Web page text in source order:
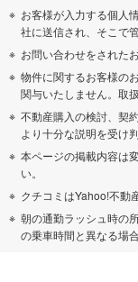
お客様が入力する個人
社に送信され、そこで
お問い合わせをされた
物件に関するお客様の
関与いたしません。取
不動産購入の検討、契
より十分な説明を受け
本ページの掲載内容は
い。
クチコミはYahoo!不動
朝の通勤ラッシュ時の
の乗車時間と異なる場